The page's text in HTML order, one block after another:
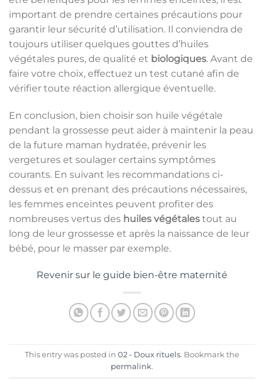
important de prendre certaines précautions pour
garantir leur sécurité d’utilisation. Il conviendra de
toujours utiliser quelques gouttes d’huiles
végétales pures, de qualité et biologiques. Avant de
faire votre choix, effectuez un test cutané afin de
vérifier toute réaction allergique éventuelle.
En conclusion, bien choisir son huile végétale
pendant la grossesse peut aider à maintenir la peau
de la future maman hydratée, prévenir les
vergetures et soulager certains symptômes
courants. En suivant les recommandations ci-
dessus et en prenant des précautions nécessaires,
les femmes enceintes peuvent profiter des
nombreuses vertus des huiles végétales tout au
long de leur grossesse et après la naissance de leur
bébé, pour le masser par exemple.
Revenir sur le guide bien-être maternité
This entry was posted in 02 - Doux rituels. Bookmark the
permalink.